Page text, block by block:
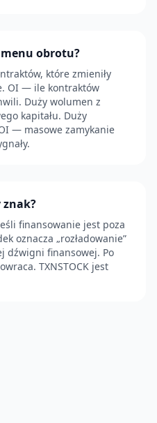
obrotu?
które zmieniły
OI — ile kontraktów
Duży wolumen z
kapitału. Duży
— masowe zamykanie
znak?
finansowanie jest poza
oznacza „rozładowanie”
dźwigni finansowej. Po
TXNSTOCK jest